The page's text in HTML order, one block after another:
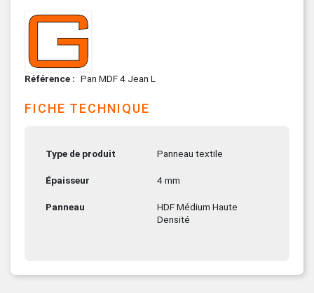
Référence Pan MDF 4 Jean L
FICHE TECHNIQUE
Type de produit Panneau textile
Épaisseur 4 mm
Panneau
HDF Médium Haute
Densité